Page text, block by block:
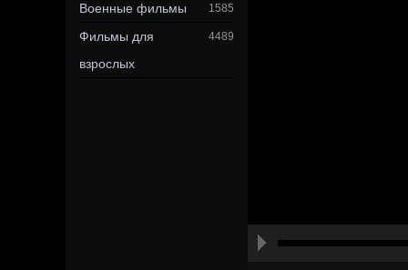
Военные фильмы 1585
Фильмы для
взрослых
4489